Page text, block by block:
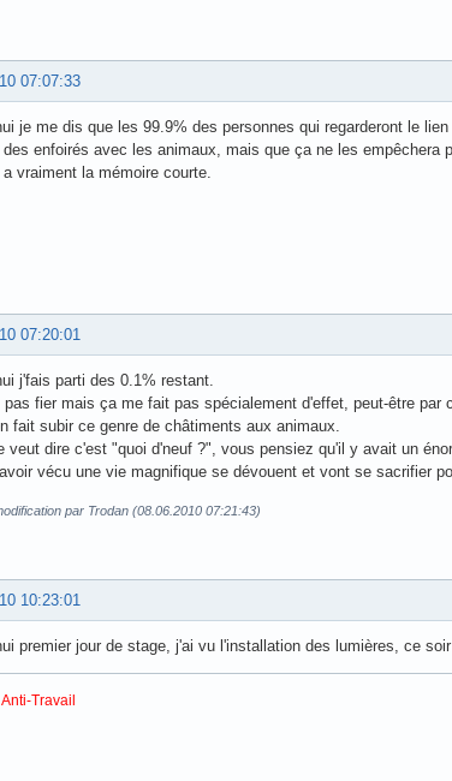
07:07:33
je me dis que les 99.9% des personnes qui regarderont le
enfoirés avec les animaux, mais que ça ne les empêchera
a vraiment la mémoire courte.
07:20:01
j'fais parti des 0.1% restant.
pas fier mais ça me fait pas spécialement d'effet, peut-être
fait subir ce genre de châtiments aux animaux.
veut dire c'est "quoi d'neuf ?", vous pensiez qu'il y avait un
vécu une vie magnifique se dévouent et vont se sacrifier
par Trodan (08.06.2010 07:21:43)
10:23:01
premier jour de stage, j'ai vu l'installation des lumières, ce
Anti-Travail